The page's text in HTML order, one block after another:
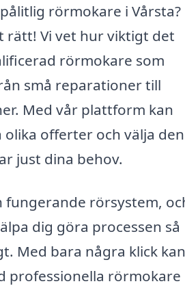
rörmokare i Vårsta?
rätt! Vi vet hur viktigt det
rörmokare som
små reparationer till
Med vår plattform kan
offerter och välja den
just dina behov.
fungerande rörsystem,
dig göra processen så
Med bara några klick kan
professionella rörmokare